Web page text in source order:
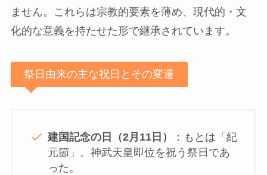
ません。これらは宗教的要素を薄め、現代的・文
化的な意義を持たせた形で継承されています。
祭日由来の主な祝日とその変遷
建国記念の日（2月11日）
：もとは「紀
元節」。神武天皇即位を祝う祭日であ
った。